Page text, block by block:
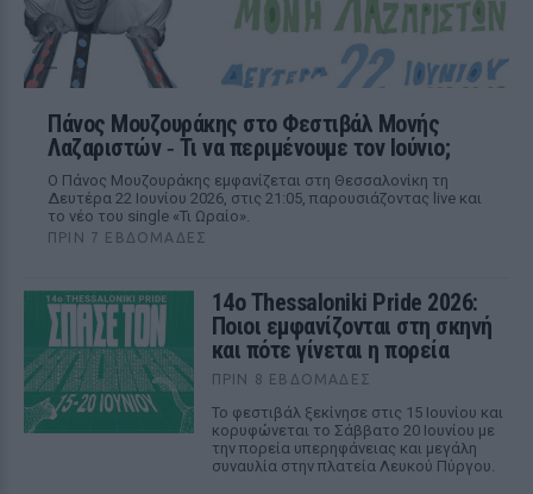
Πάνος Μουζουράκης στο Φεστιβάλ Μονής
Λαζαριστών ‑ Τι να περιμένουμε τον Ιούνιο;
Ο Πάνος Μουζουράκης εμφανίζεται στη Θεσσαλονίκη τη
Δευτέρα 22 Ιουνίου 2026, στις 21:05, παρουσιάζοντας live και
το νέο του single «Τι Ωραίο».
ΠΡΙΝ 7 ΕΒΔΟΜΆΔΕΣ
14ο Thessaloniki Pride 2026:
Ποιοι εμφανίζονται στη σκηνή
και πότε γίνεται η πορεία
ΠΡΙΝ 8 ΕΒΔΟΜΆΔΕΣ
Το φεστιβάλ ξεκίνησε στις 15 Ιουνίου και
κορυφώνεται το Σάββατο 20 Ιουνίου με
την πορεία υπερηφάνειας και μεγάλη
συναυλία στην πλατεία Λευκού Πύργου.